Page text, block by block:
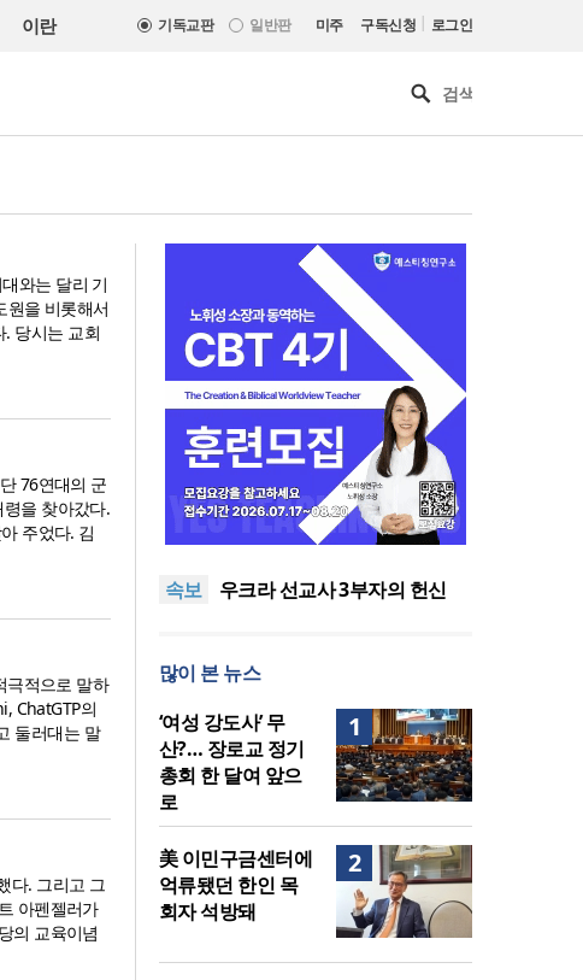
이란 기독교판 일반판 미주 구독신청 | 로그인
와는 달리 기
원을 비롯해서
당시는 교회
76연대의 군
을 찾아갔다.
주었다. 김
극적으로 말하
ChatGTP의
둘러대는 말
다. 그리고 그
아펜젤러가
의 교육이념
속보
[최원호 목사의 영혼의 양식 63]
까?
한인 목회자 석방돼
우크라 선교사 3부자의 헌신
지법 시행… 기독교계 강력 반
[최원호 목사의 영혼의 양식 63]
말씀은 같은데 왜 열매는 다를
까?
美 이민구금센터에 억류됐던
한인 목회자 석방돼
많이 본 뉴스
1
‘여성 강도사’ 무
산?… 장로교 정기
총회 한 달여 앞으
로
2
美 이민구금센터에
억류됐던 한인 목
회자 석방돼